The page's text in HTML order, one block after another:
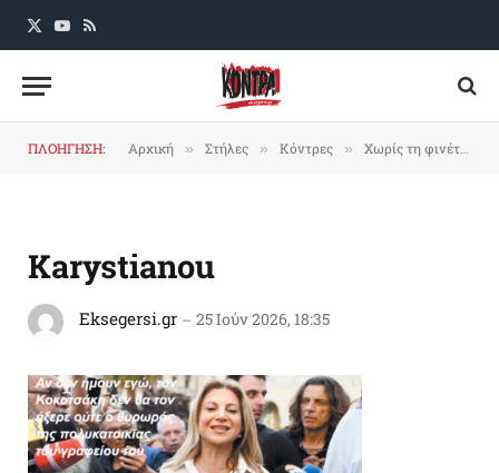
X
YouTube
RSS
ΠΛΟΗΓΗΣΗ: Αρχική » Στήλες » Κόντρες » Χωρίς τη φινέτσα του κονσιλιέρε
Karystianou
Eksegersi.gr 25 Ιούν 2026, 18:35